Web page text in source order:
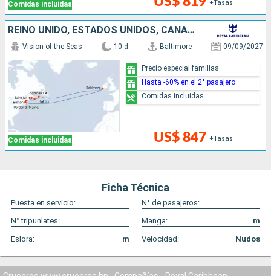
Comidas incluidas +Tasas
REINO UNIDO, ESTADOS UNIDOS, CANADÁ
Comidas incluidas
Vision of the Seas 10 d Baltimore 09/09/2027
US$ 847 +Tasas
Precio especial familias
Hasta -60% en el 2° pasajero
Comidas incluidas
Ficha Técnica
Puesta en servicio:
N° de pasajeros:
N° tripunlates:
Manga:
m
Eslora:
m Velocidad: Nudos